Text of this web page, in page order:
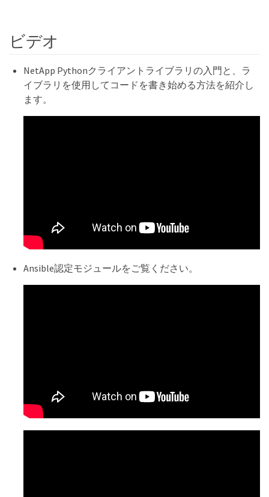
ビデオ
NetApp Pythonクライアントライブラリの入門と、ラ
イブラリを使用してコードを書き始める方法を紹介し
ます。
Ansible認定モジュールをご覧ください。